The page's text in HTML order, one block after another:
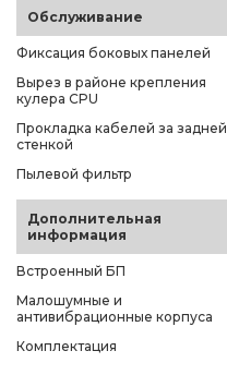
Обслуживание
Фиксация боковых панелей
Вырез в районе крепления
кулера CPU
Прокладка кабелей за задней
стенкой
Пылевой фильтр
Дополнительная
информация
Встроенный БП
Малошумные и
антивибрационные корпуса
Комплектация